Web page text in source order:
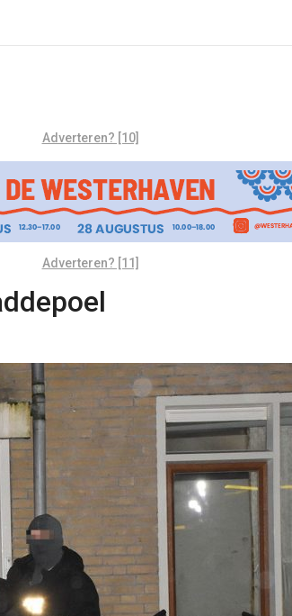
Adverteren? [10]
Adverteren? [11]